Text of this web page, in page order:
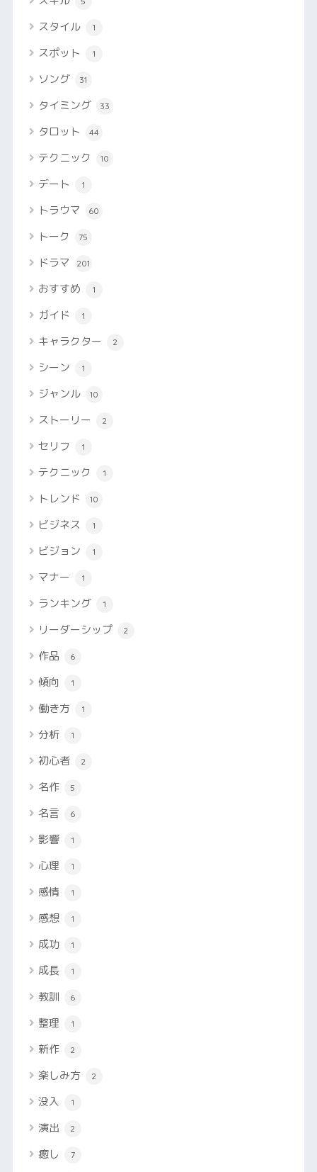
スタイル 1
スポット 1
ソング 31
タイミング 33
タロット 44
テクニック 10
デート 1
トラウマ 60
トーク 75
ドラマ 201
おすすめ 1
ガイド 1
キャラクター 2
シーン 1
ジャンル 10
ストーリー 2
セリフ 1
テクニック 1
トレンド 10
ビジネス 1
ビジョン 1
マナー 1
ランキング 1
リーダーシップ 2
作品 6
傾向 1
働き方 1
分析 1
初心者 2
名作 5
名言 6
影響 1
心理 1
感情 1
感想 1
成功 1
成長 1
教訓 6
整理 1
新作 2
楽しみ方 2
没入 1
演出 2
癒し 7